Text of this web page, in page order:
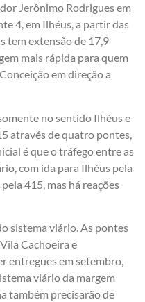
Jerônimo Rodrigues em
4, em Ilhéus, a partir das
tem extensão de 17,9
mais rápida para quem
em direção a
no sentido Ilhéus e
através de quatro pontes,
é que o tráfego entre as
com ida para Ilhéus pela
415, mas há reações
sistema viário. As pontes
Cachoeira e
entregues em setembro,
viário da margem
também precisarão de